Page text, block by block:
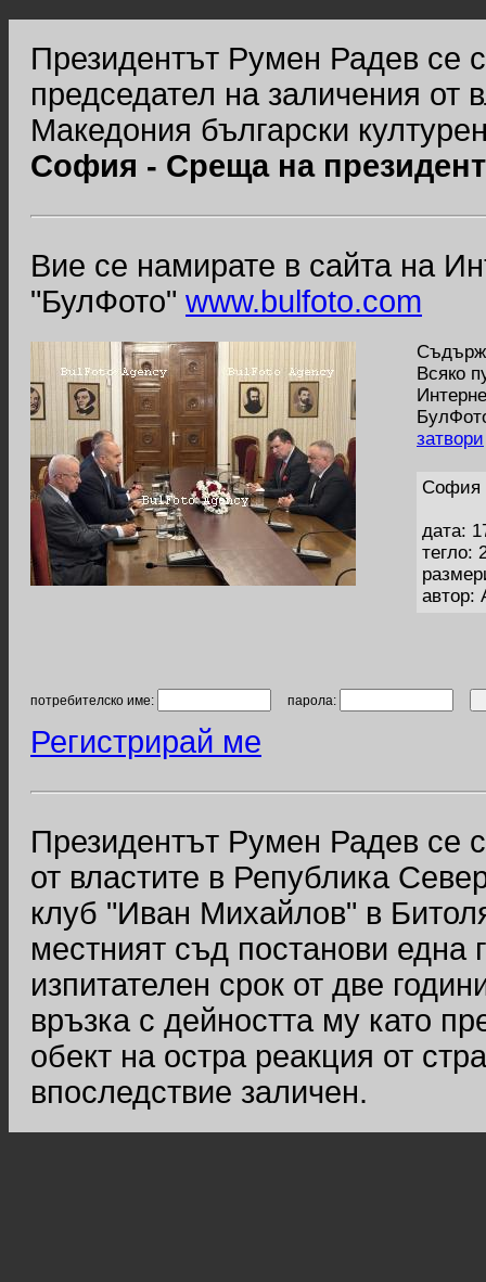
Президентът Румен Радев се
председател на заличения от
Македония български
София - Среща на
Вие се намирате в сайта на
"БулФото" www.bulfoto.com
Всяко
затвори
София
дата:
тегло:
автор:
потребителско име: парола:
Регистрирай ме
Президентът Румен Радев се
от властите в Република
клуб "Иван Михайлов" в
местният съд постанови една
изпитателен срок от две
връзка с дейността му като
обект на остра реакция от
впоследствие заличен.